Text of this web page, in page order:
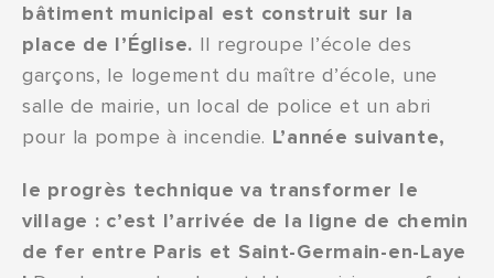
bâtiment municipal est construit sur la
place de l’Église. Il regroupe l’école des
garçons, le logement du maître d’école, une
salle de mairie, un local de police et un abri
pour la pompe à incendie. L’année suivante,
le progrès technique va transformer le
village : c’est l’arrivée de la ligne de chemin
de fer entre Paris et Saint-Germain-en-Laye